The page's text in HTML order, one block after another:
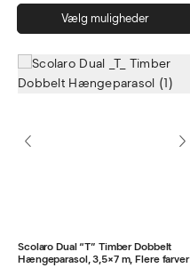
Vælg muligheder
Scolaro Dual “T” Timber Dobbelt
Hængeparasol, 3,5×7 m, Flere farver